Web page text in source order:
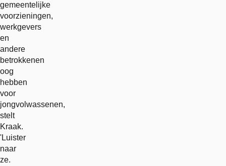
gemeentelijke
voorzieningen,
werkgevers
en
andere
betrokkenen
oog
hebben
voor
jongvolwassenen,
stelt
Kraak.
'Luister
naar
ze.